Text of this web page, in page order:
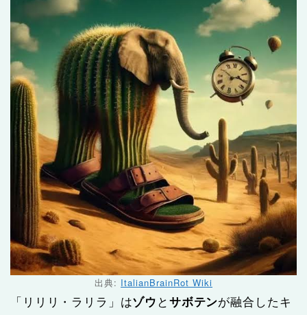
出典: ItalianBrainRot Wiki
「リリリ・ラリラ」はゾウ と サボテンが融合したキ